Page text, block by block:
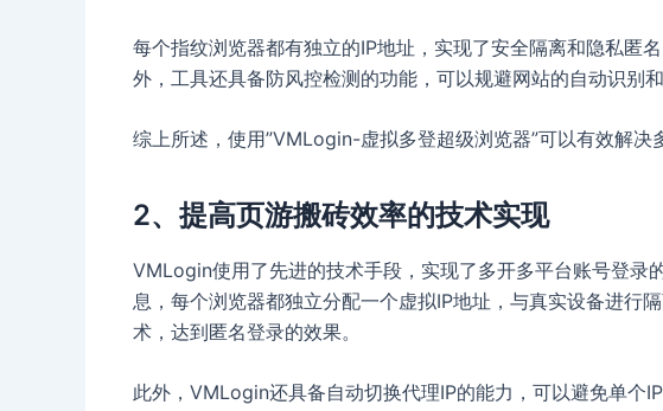
每个指纹浏览器都有独立的IP地址，实现了安全隔离和隐私匿
外，工具还具备防风控检测的功能，可以规避网站的自动识别
综上所述，使用”VMLogin-虚拟多登超级浏览器”可以有效解决
2、提高页游搬砖效率的技术实现
VMLogin使用了先进的技术手段，实现了多开多平台账号登录
息，每个浏览器都独立分配一个虚拟IP地址，与真实设备进行
术，达到匿名登录的效果。
此外，VMLogin还具备自动切换代理IP的能力，可以避免单个